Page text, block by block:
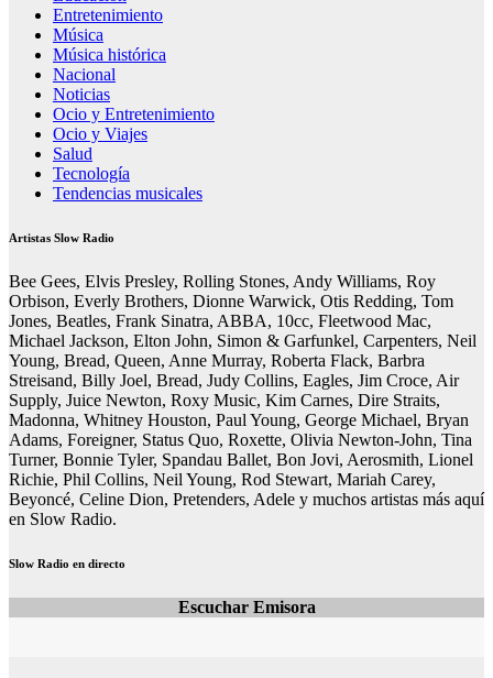
Entretenimiento
Música
Música histórica
Nacional
Noticias
Ocio y Entretenimiento
Ocio y Viajes
Salud
Tecnología
Tendencias musicales
Artistas Slow Radio
Bee Gees, Elvis Presley, Rolling Stones, Andy Williams, Roy
Orbison, Everly Brothers, Dionne Warwick, Otis Redding, Tom
Jones, Beatles, Frank Sinatra, ABBA, 10cc, Fleetwood Mac,
Michael Jackson, Elton John, Simon & Garfunkel, Carpenters, Neil
Young, Bread, Queen, Anne Murray, Roberta Flack, Barbra
Streisand, Billy Joel, Bread, Judy Collins, Eagles, Jim Croce, Air
Supply, Juice Newton, Roxy Music, Kim Carnes, Dire Straits,
Madonna, Whitney Houston, Paul Young, George Michael, Bryan
Adams, Foreigner, Status Quo, Roxette, Olivia Newton-John, Tina
Turner, Bonnie Tyler, Spandau Ballet, Bon Jovi, Aerosmith, Lionel
Richie, Phil Collins, Neil Young, Rod Stewart, Mariah Carey,
Beyoncé, Celine Dion, Pretenders, Adele y muchos artistas más aquí
en Slow Radio.
Slow Radio en directo
Escuchar Emisora